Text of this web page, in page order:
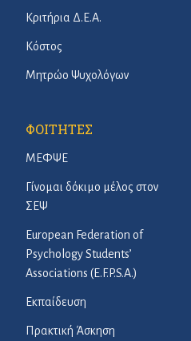
Κριτήρια Δ.Ε.Α.
Κόστος
Μητρώο Ψυχολόγων
ΦΟΙΤΗΤΕΣ
ΜΕΦΨΕ
Γίνομαι δόκιμο μέλος στον
ΣΕΨ
European Federation of
Psychology Students’
Associations (E.F.P.S.A.)
Εκπαίδευση
Πρακτική Άσκηση